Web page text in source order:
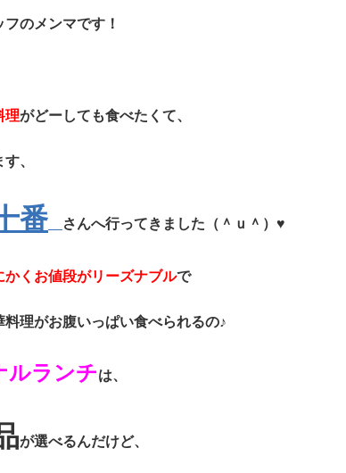
フのメンマです！
理がどーしても食べたくて、
、
番 さんへ行ってきました（＾ｕ＾）♥
かくお値段がリーズナブルで
料理がお腹いっぱい食べられるの♪
ルランチは、
が選べるんだけど、